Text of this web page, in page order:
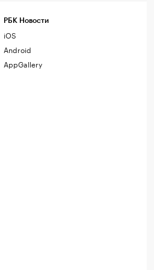
РБК Новости
iOS
Android
AppGallery